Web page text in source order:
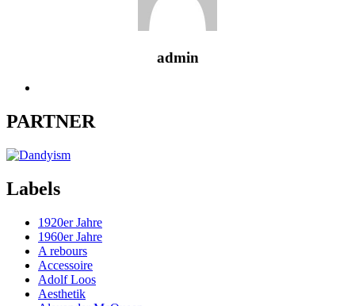
admin
PARTNER
Labels
1920er Jahre
1960er Jahre
A rebours
Accessoire
Adolf Loos
Aesthetik